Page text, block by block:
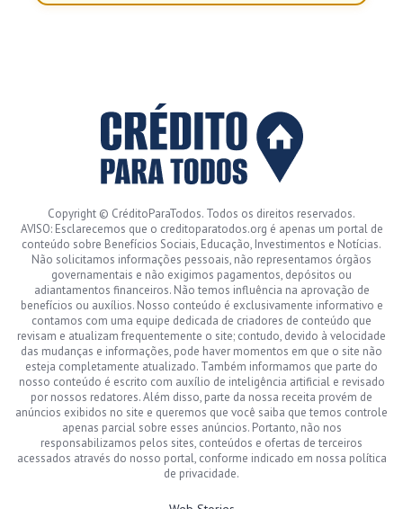
Copyright © CréditoParaTodos. Todos os direitos reservados.
AVISO: Esclarecemos que o creditoparatodos.org é apenas um portal de
conteúdo sobre Benefícios Sociais, Educação, Investimentos e Notícias.
Não solicitamos informações pessoais, não representamos órgãos
governamentais e não exigimos pagamentos, depósitos ou
adiantamentos financeiros. Não temos influência na aprovação de
benefícios ou auxílios. Nosso conteúdo é exclusivamente informativo e
contamos com uma equipe dedicada de criadores de conteúdo que
revisam e atualizam frequentemente o site; contudo, devido à velocidade
das mudanças e informações, pode haver momentos em que o site não
esteja completamente atualizado. Também informamos que parte do
nosso conteúdo é escrito com auxílio de inteligência artificial e revisado
por nossos redatores. Além disso, parte da nossa receita provém de
anúncios exibidos no site e queremos que você saiba que temos controle
apenas parcial sobre esses anúncios. Portanto, não nos
responsabilizamos pelos sites, conteúdos e ofertas de terceiros
acessados através do nosso portal, conforme indicado em nossa política
de privacidade.